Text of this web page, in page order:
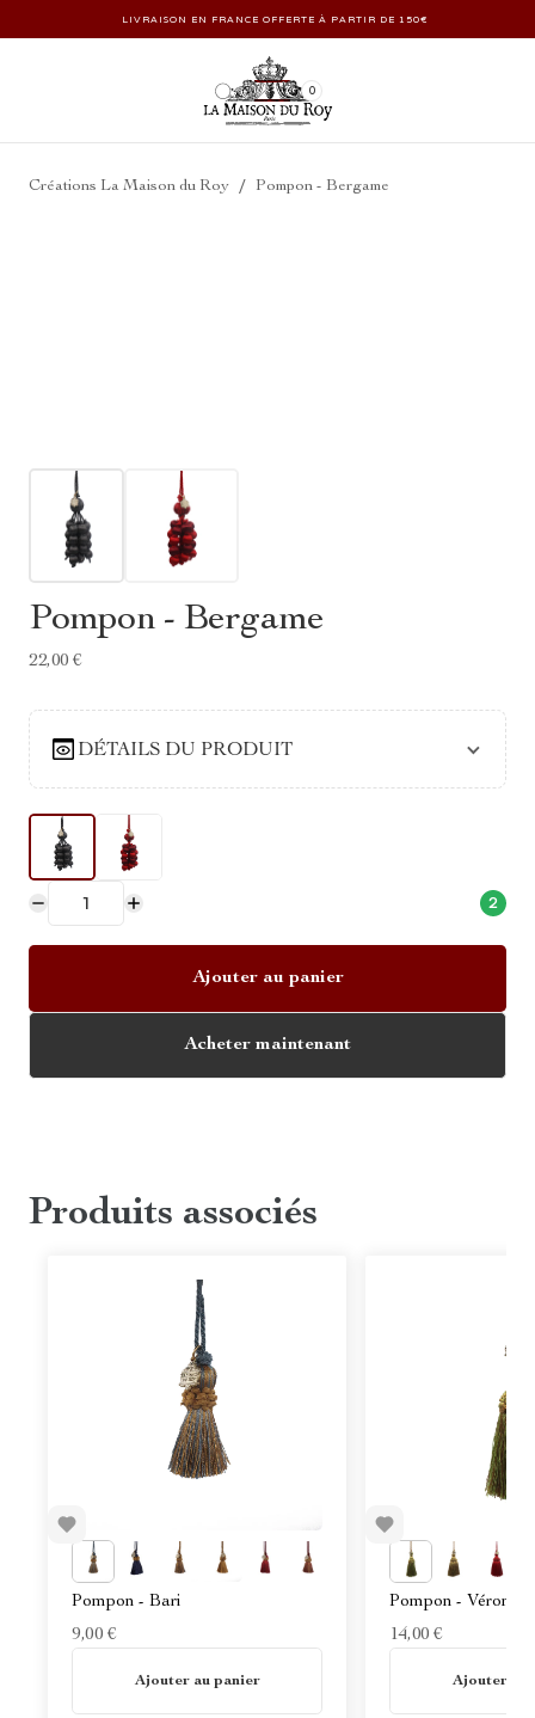
LIVRAISON EN FRANCE OFFERTE À PARTIR DE 150€
0
Créations La Maison du Roy / Pompon - Bergame
Pompon - Bergame
22,00 €
DÉTAILS DU PRODUIT
2
Ajouter au panier
Acheter maintenant
Produits associés
Pompon - Bari
9,00 €
Ajouter au panier
Pompon - Vérone
14,00 €
Ajouter au